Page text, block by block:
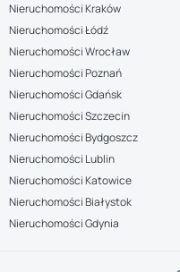
Nieruchomości Kraków
Nieruchomości Łódź
Nieruchomości Wrocław
Nieruchomości Poznań
Nieruchomości Gdańsk
Nieruchomości Szczecin
Nieruchomości Bydgoszcz
Nieruchomości Lublin
Nieruchomości Katowice
Nieruchomości Białystok
Nieruchomości Gdynia